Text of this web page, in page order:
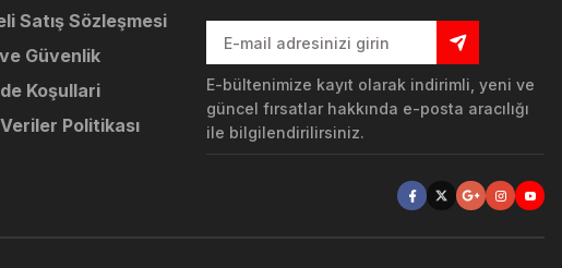
Satış Sözleşmesi
Güvenlik
Koşullari
Politikası
E-bültenimize kayıt olarak indirimli, yeni ve
güncel fırsatlar hakkında e-posta aracılığı
ile bilgilendirilirsiniz.